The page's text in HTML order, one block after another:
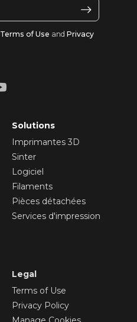
Terms of Use and Privacy
Solutions
Imprimantes 3D
Sinter
Logiciel
Filaments
Pièces détachées
Services d'impression
Legal
Terms of Use
Privacy Policy